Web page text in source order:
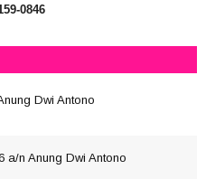
0846
Dwi Antono
a/n Anung Dwi Antono